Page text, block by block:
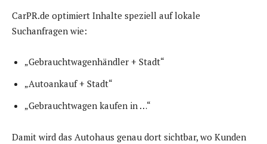
CarPR.de optimiert Inhalte speziell auf lokale
Suchanfragen wie:
„Gebrauchtwagenhändler + Stadt“
„Autoankauf + Stadt“
„Gebrauchtwagen kaufen in …“
Damit wird das Autohaus genau dort sichtbar, wo Kunden